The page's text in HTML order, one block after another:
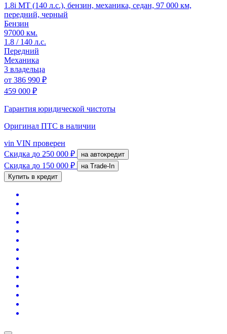
1.8i MT (140 л.с.), бензин, механика, седан, 97 000 км,
передний, черный
Бензин
97000 км.
1.8 / 140 л.с.
Передний
Механика
3 владельца
от 386 990 ₽
459 000 ₽
Гарантия юридической чистоты
Оригинал ПТС в наличии
vin VIN проверен
Скидка до 250 000 ₽ на автокредит
Скидка до 150 000 ₽
на Trade-In
Купить в кредит